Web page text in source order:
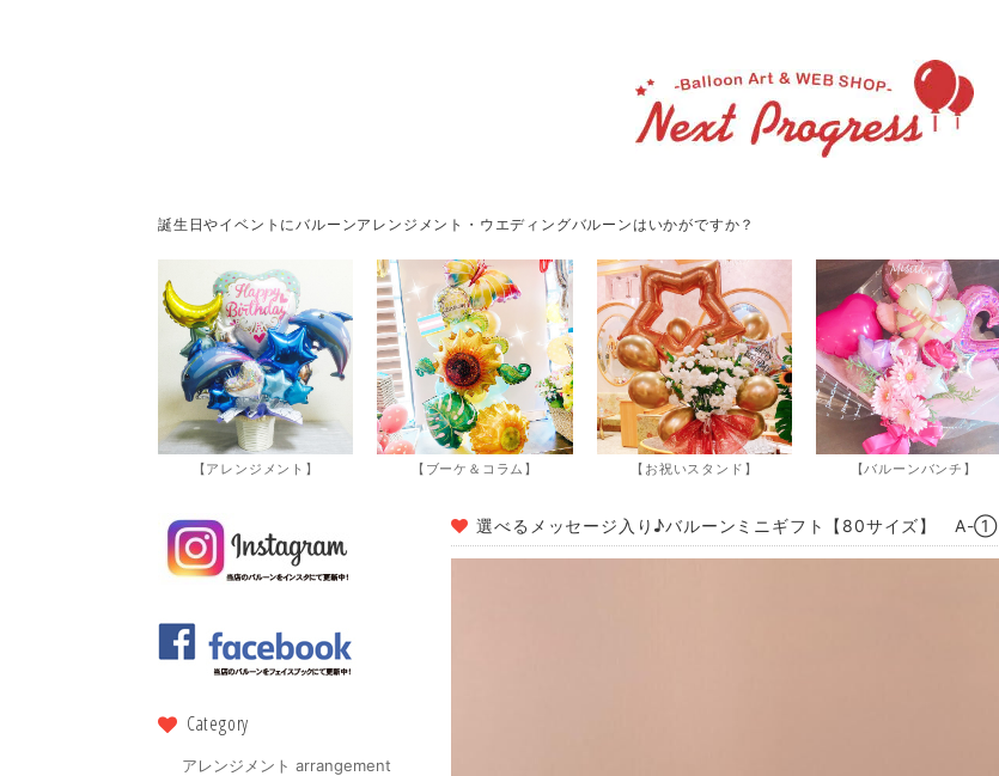
誕生日やイベントにバルーンアレンジメント・ウエディングバルーンはいかがですか？
【アレンジメント】 【ブーケ＆コラム】 【お祝いスタンド】 【バルーンバンチ】
Category
アレンジメント arrangement
選べるメッセージ入り♪バルーンミニギフト【80サイズ】 A-①